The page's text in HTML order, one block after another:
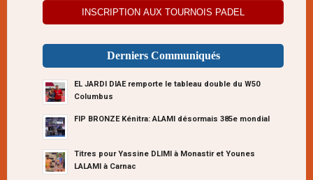
INSCRIPTION AUX TOURNOIS PADEL
Derniers Communiqués
EL JARDI DIAE remporte le tableau double du W50
Columbus
FIP BRONZE Kénitra: ALAMI désormais 385e mondial
Titres pour Yassine DLIMI à Monastir et Younes
LALAMI à Carnac